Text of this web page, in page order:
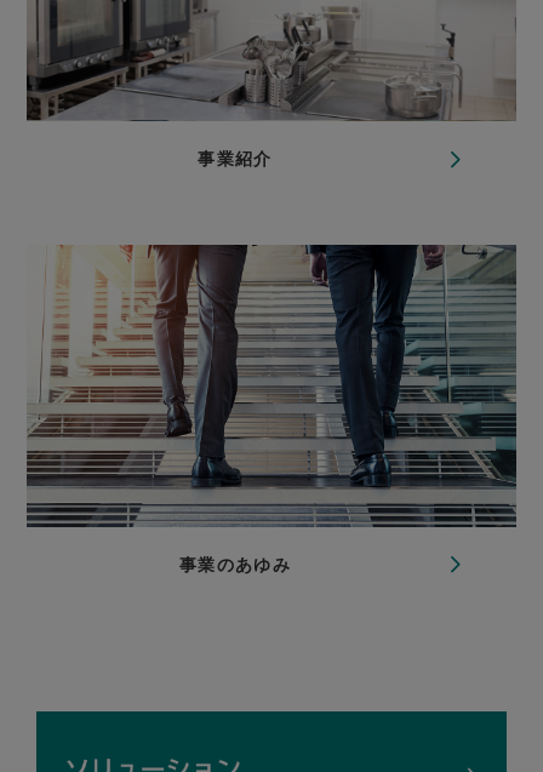
事業紹介
事業のあゆみ